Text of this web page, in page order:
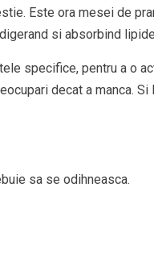
Este ora mesei de
si absorbind
specifice, pentru a o
decat a manca. Si
sa se odihneasca.